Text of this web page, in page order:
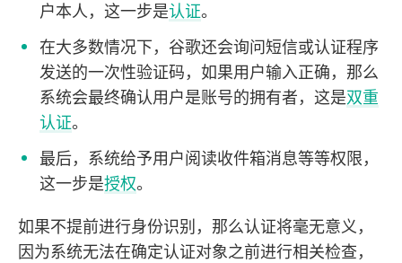
户本人，这一步是认证。
在大多数情况下，谷歌还会询问短信或认证程序
发送的一次性验证码，如果用户输入正确，那么
系统会最终确认用户是账号的拥有者，这是双重
认证。
最后，系统给予用户阅读收件箱消息等等权限，
这一步是授权。
如果不提前进行身份识别，那么认证将毫无意义，
因为系统无法在确定认证对象之前进行相关检查，